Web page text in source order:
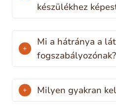
készülékhez
Mi a hátránya a
fogszabályozónak?
Milyen gyakran